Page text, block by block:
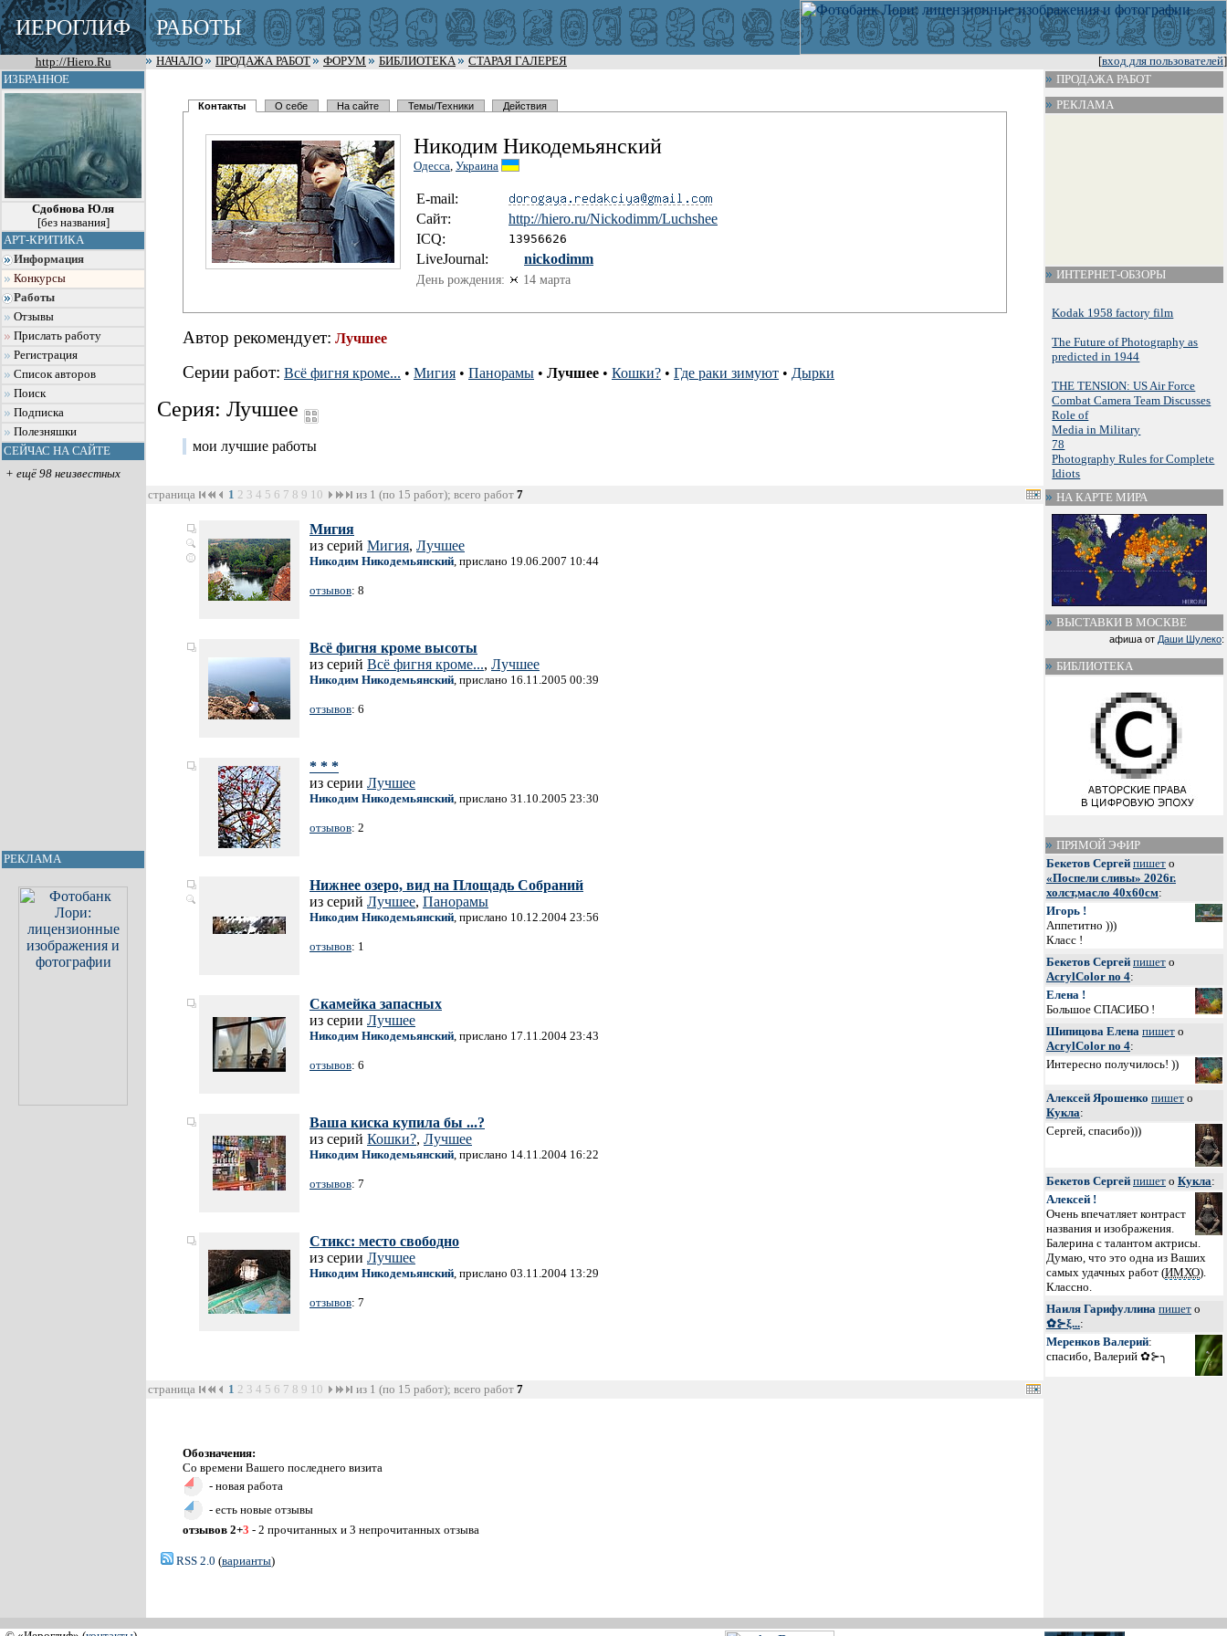
ИЕРОГЛИФ РАБОТЫ
http://Hiero.Ru [вход для пользователей]
НАЧАЛО ПРОДАЖА РАБОТ ФОРУМ БИБЛИОТЕКА
СТАРАЯ ГАЛЕРЕЯ
ИЗБРАННОЕ
Сдобнова Юля
[без названия]
АРТ-КРИТИКА
Информация
Конкурсы
Работы
Отзывы
Прислать работу
Регистрация
Список авторов
Поиск
Подписка
Полезняшки
СЕЙЧАС НА САЙТЕ
+ ещё 98 неизвестных
РЕКЛАМА
Контакты О себе На сайте Темы/Техники Действия
Никодим Никодемьянский
Одесса, Украина
E-mail:
Сайт:
http://hiero.ru/Nickodimm/Luchshee
ICQ: 13956626
LiveJournal: nickodimm
День рождения: 14 марта
Автор рекомендует: Лучшее
Серии работ: Всё фигня кроме... • Мигия • Панорамы • Лучшее • Кошки? • Где раки зимуют • Дырки
Серия: Лучшее
мои лучшие работы
страница 1 2 3 4 5 6 7 8 9 10 из 1 (по 15 работ); всего работ 7
Мигия
из серий Мигия, Лучшее
Никодим Никодемьянский, прислано 19.06.2007 10:44
отзывов: 8
Всё фигня кроме высоты
из серий Всё фигня кроме..., Лучшее
Никодим Никодемьянский, прислано 16.11.2005 00:39
отзывов: 6
* * *
из серии Лучшее
Никодим Никодемьянский, прислано 31.10.2005 23:30
отзывов: 2
Нижнее озеро, вид на Площадь Собраний
из серий Лучшее, Панорамы
Никодим Никодемьянский, прислано 10.12.2004 23:56
отзывов: 1
Скамейка запасных
из серии Лучшее
Никодим Никодемьянский, прислано 17.11.2004 23:43
отзывов: 6
Ваша киска купила бы ...?
из серий Кошки?, Лучшее
Никодим Никодемьянский, прислано 14.11.2004 16:22
отзывов: 7
Стикс: место свободно
из серии Лучшее
Никодим Никодемьянский, прислано 03.11.2004 13:29
отзывов: 7
страница 1 2 3 4 5 6 7 8 9 10 из 1 (по 15 работ); всего работ 7
Обозначения:
Со времени Вашего последнего визита
- новая работа
- есть новые отзывы
отзывов 2+3 - 2 прочитанных и 3 непрочитанных отзыва
RSS 2.0 (варианты)
ПРОДАЖА РАБОТ
РЕКЛАМА
ИНТЕРНЕТ-ОБЗОРЫ
Kodak 1958 factory film
The Future of Photography as
predicted in 1944
THE TENSION: US Air Force
Combat Camera Team Discusses
Role of
Media in Military
78
Photography Rules for Complete
Idiots
НА КАРТЕ МИРА
ВЫСТАВКИ В МОСКВЕ
афиша от Даши Шулеко:
БИБЛИОТЕКА
ПРЯМОЙ ЭФИР
Бекетов Сергей пишет о
«Поспели сливы» 2026г.
холст,масло 40х60см:
Игорь !
Аппетитно )))
Класс !
Бекетов Сергей пишет о
AcrylColor no 4:
Елена !
Большое СПАСИБО !
Шипицова Елена пишет о
AcrylColor no 4:
Интересно получилось! ))
Алексей Ярошенко пишет о
Кукла:
Сергей, спасибо)))
Бекетов Сергей пишет о Кукла:
Алексей !
Очень впечатляет контраст
названия и изображения.
Балерина с талантом актрисы.
Думаю, что это одна из Ваших
самых удачных работ (ИМХО).
Классно.
Наиля Гарифуллина пишет о
✿⊱ξ...:
Меренков Валерий:
спасибо, Валерий ✿⊱╮